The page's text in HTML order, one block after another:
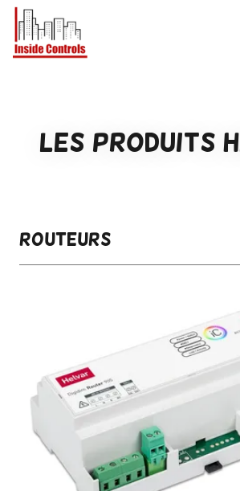
les produits
ROUTEURS